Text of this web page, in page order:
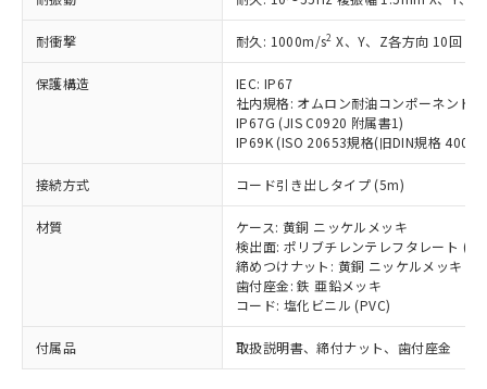
耐衝撃 耐久: 1000m/s2 X、Y、Z各方向 10回
保護構造
IEC: IP67
社内規格: オムロン耐油コンポーネント
IP67G (JIS C0920 附属書1)
IP69K (ISO 20653規格(旧DIN規格
接続方式 コード引き出しタイプ (5m)
材質
ケース: 黄銅 ニッケルメッキ
検出面: ポリブチレンテレフタレート
締めつけナット: 黄銅 ニッケルメッキ
歯付座金: 鉄 亜鉛メッキ
コード: 塩化ビニル (PVC)
付属品 取扱説明書、締付ナット、歯付座金
タに基づき作成されるものであり、閲
覧された時点での実際の在庫および標
準価格とは異なる場合があることをご
了承ください。
正式な納期状況および標準価格はお客
様のお取引先、またはお客様担当のオ
ムロン制御機器販売店・当社販売員に
ご相談ください。
オムロン制御機器販売店や当社販売拠
販売ネットワーク
」をご確認
在庫状況および標準価格結果を当社の
事前の承諾なく第三者に漏洩または開
示しないようお願いします。
マイパーツ機能（部品リスト作成サー
ビス）をご利用いただくには、I-Web
メンバーズにご登録されている必要が
鉛(Pb) 1000ppm以下、 水銀(Hg) 1000ppm以下、 カド
ミウム(Cd) 100ppm以下、
六価クロム(Cr(Ⅵ)) 1000ppm以下、ポリ臭化ビフェニル
類(PBB) 1000ppm以下、ポリ臭化ジフェニルエーテル類
(PBDE) 1000ppm以下、フタル酸ビス(2-エチルヘキシ
ル) (DEHP)(別名：DOP) 1000ppm以下、フタル酸ブチ
ルベンジル（BBP） 1000ppm以下、フタル酸ジブチル
（DBP） 1000ppm以下、フタル酸ジイソブチル
但し、RoHS指令で産業用監視および制御機器に対する
適用除外項目は除く。
フタル酸エステル類の４物質については閾値を超える意
図的な使用がないことを確認しています。
部品在庫の切り替え状況などにより、予定
月が前後することがあります。
*中国RoHS10物質の基準値 (GB/T26572)：
Pb(鉛) :1000ppm、 Hg(水銀) : 1000ppm、 Cd(カドミウ
Cr(Ⅵ)(六価クロム) : 1000ppm、 PBBs(ポリ臭化ビフェ
ニル類) : 1000ppm、 PBDEs(ポリ臭化ジフェニルエーテ
DBP(フタル酸ジブチル) : 1000ppm、 DIBP(フタル酸ジ
イソブチル) : 1000ppm、 BBP(フタル酸ブチルベンジ
DEHP(フタル酸ビス(2-エチルヘキシル)) : 1000ppm
※2 環境保護使用期限
「ｅ」：有害物質（10物質）のすべてが基
準値以下であることを示します。
「10」：通常の使用状況下において有害物
質が外部に漏えいし、環境に深刻な影響を
及ぼさない年数を意味します。
または国外への提供する場合は、日本
国政府の輸出許可(または役務取引許
可)を取得するなどの必要な手続きを
当社は規制貨物を破棄する場合は、完
全に破砕するなど、違法に輸出されな
いよう必要な手段を講じます。
当社は貴社製品を、核兵器、ミサイ
ル、化学兵器、生物兵器またはその他
武器並びにこれらの製造装置等に一切
使用いたしません。
当社は、貴社製品を第三者に販売する
場合は、上記1、2および3の内容を当
該第三者に通知します。また当社は、
販売先および販売に係わる関係者が違
法に輸出するおそれがある場合は、取
り引きをいたしません。
一定数以上の在庫あり
一定数には満たないが在庫あり
在庫なし(最新の在庫状況につ
いては、お客様のお取引先、ま
たはお客様担当のオムロン制御
機器販売店・当社販売員にご確
認ください)
受注生産機種、また在庫状況の
情報を公開していない機種